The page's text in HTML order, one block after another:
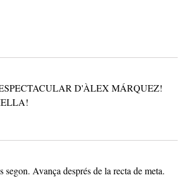
D'ÀLEX MÁRQUEZ!
segon. Avança després de la recta de meta.